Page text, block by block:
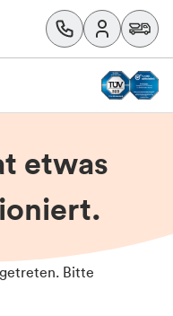
etwas
Bitte